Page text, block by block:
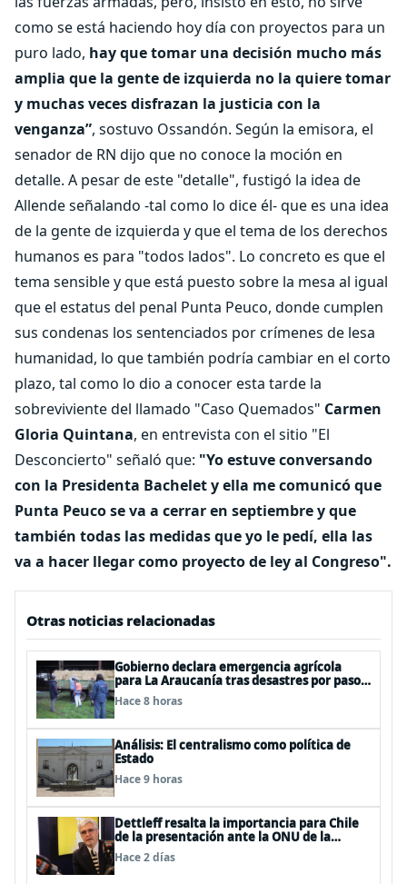
como se está haciendo hoy día con proyectos para un
puro lado, hay que tomar una decisión mucho más
amplia que la gente de izquierda no la quiere tomar
y muchas veces disfrazan la justicia con la
venganza”, sostuvo Ossandón. Según la emisora, el
senador de RN dijo que no conoce la moción en
detalle. A pesar de este "detalle", fustigó la idea de
Allende señalando -tal como lo dice él- que es una idea
de la gente de izquierda y que el tema de los derechos
humanos es para "todos lados". Lo concreto es que el
tema sensible y que está puesto sobre la mesa al igual
que el estatus del penal Punta Peuco, donde cumplen
sus condenas los sentenciados por crímenes de lesa
humanidad, lo que también podría cambiar en el corto
plazo, tal como lo dio a conocer esta tarde la
sobreviviente del llamado "Caso Quemados" Carmen
Gloria Quintana, en entrevista con el sitio "El
Desconcierto" señaló que: "Yo estuve conversando
con la Presidenta Bachelet y ella me comunicó que
Punta Peuco se va a cerrar en septiembre y que
también todas las medidas que yo le pedí, ella las
va a hacer llegar como proyecto de ley al Congreso".
Otras noticias relacionadas
Gobierno declara emergencia agrícola
para La Araucanía tras desastres por pasos
de sistemas frontales
Hace 8 horas
Análisis: El centralismo como política de
Estado
Hace 9 horas
Dettleff resalta la importancia para Chile
de la presentación ante la ONU de la
Plataforma Continental Extendida del
Archipiélago Juan Fernández
Hace 2 días